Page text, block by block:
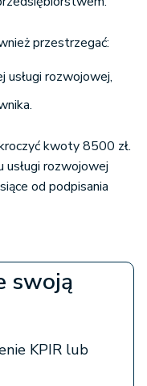
przestrzegać:
usługi rozwojowej,
kwoty 8500 zł.
usługi rozwojowej
od podpisania
swoją
KPIR lub